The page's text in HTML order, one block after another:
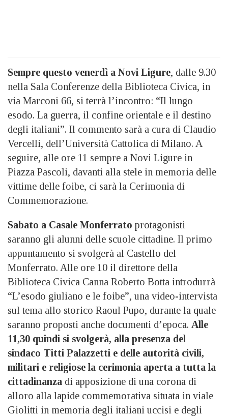
Sempre questo venerdì a Novi Ligure, dalle 9.30
nella Sala Conferenze della Biblioteca Civica, in
via Marconi 66, si terrà l’incontro: “Il lungo
esodo. La guerra, il confine orientale e il destino
degli italiani”. Il commento sarà a cura di Claudio
Vercelli, dell’Università Cattolica di Milano. A
seguire, alle ore 11 sempre a Novi Ligure in
Piazza Pascoli, davanti alla stele in memoria delle
vittime delle foibe, ci sarà la Cerimonia di
Commemorazione.
Sabato a Casale Monferrato protagonisti
saranno gli alunni delle scuole cittadine. Il primo
appuntamento si svolgerà al Castello del
Monferrato. Alle ore 10 il direttore della
Biblioteca Civica Canna Roberto Botta introdurrà
“L’esodo giuliano e le foibe”, una video-intervista
sul tema allo storico Raoul Pupo, durante la quale
saranno proposti anche documenti d’epoca. Alle
11,30 quindi si svolgerà, alla presenza del
sindaco Titti Palazzetti e delle autorità civili,
militari e religiose la cerimonia aperta a tutta la
cittadinanza di apposizione di una corona di
alloro alla lapide commemorativa situata in viale
Giolitti in memoria degli italiani uccisi e degli